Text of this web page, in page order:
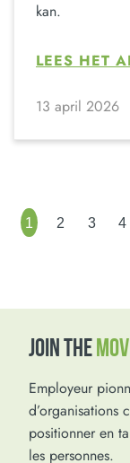
kan.
LEES HET
13 april 2026
1 2 3 4
JOIN THE
Employeur
d’organisations
positionner en
les personnes.